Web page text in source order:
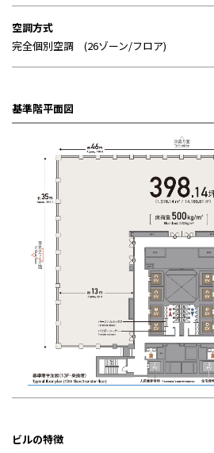
空調方式
完全個別空調 (26ゾーン/フロア)
基準階平面図
ビルの特徴